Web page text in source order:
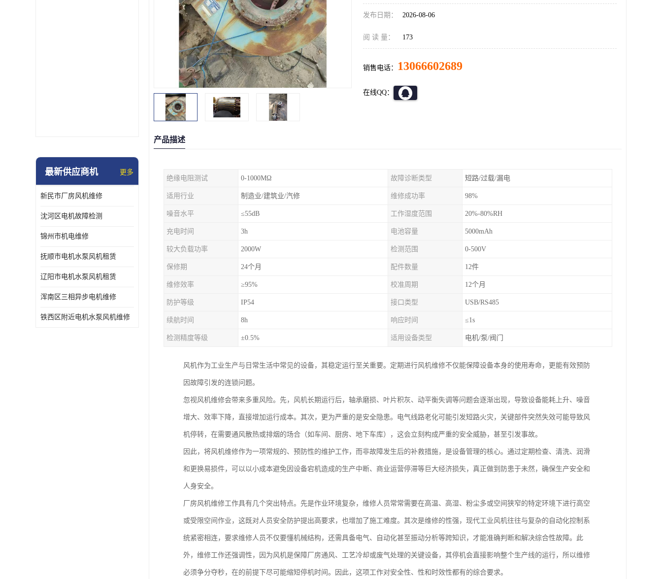
最新供应商机 更多
新民市厂房风机维修
沈河区电机故障检测
锦州市机电维修
抚顺市电机水泵风机租赁
辽阳市电机水泵风机租赁
浑南区三相异步电机维修
铁西区附近电机水泵风机维修
发布日期： 2026-08-06
阅 读 量： 173
销售电话： 13066602689
在线QQ：
产品描述
绝缘电阻测试 0-1000MΩ 故障诊断类型 短路/过载/漏电
适用行业 制造业/建筑业/汽修 维修成功率 98%
噪音水平 ≤55dB 工作湿度范围 20%-80%RH
充电时间 3h 电池容量 5000mAh
较大负载功率 2000W 检测范围 0-500V
保修期 24个月 配件数量 12件
维修效率 ≥95% 校准周期 12个月
防护等级 IP54 接口类型 USB/RS485
续航时间 8h 响应时间 ≤1s
检测精度等级 ±0.5% 适用设备类型 电机/泵/阀门
风机作为工业生产与日常生活中常见的设备，其稳定运行至关重要。定期进行风机维修不仅能保障设备本身的使用寿命，更能有效预防
因故障引发的连锁问题。
忽视风机维修会带来多重风险。先，风机长期运行后，轴承磨损、叶片积灰、动平衡失调等问题会逐渐出现，导致设备能耗上升、噪音
增大、效率下降，直接增加运行成本。其次，更为严重的是安全隐患。电气线路老化可能引发短路火灾，关键部件突然失效可能导致风
机停转，在需要通风散热或排烟的场合（如车间、厨房、地下车库），这会立刻构成严重的安全威胁，甚至引发事故。
因此，将风机维修作为一项常规的、预防性的维护工作，而非故障发生后的补救措施，是设备管理的核心。通过定期检查、清洗、润滑
和更换易损件，可以以小成本避免因设备宕机造成的生产中断、商业运营停滞等巨大经济损失，真正做到防患于未然，确保生产安全和
人身安全。
厂房风机维修工作具有几个突出特点。先是作业环境复杂，维修人员常常需要在高温、高湿、粉尘多或空间狭窄的特定环境下进行高空
或受限空间作业，这既对人员安全防护提出高要求，也增加了施工难度。其次是维修的性强，现代工业风机往往与复杂的自动化控制系
统紧密相连，要求维修人员不仅要懂机械结构，还需具备电气、自动化甚至振动分析等跨知识，才能准确判断和解决综合性故障。此
外，维修工作还强调性，因为风机是保障厂房通风、工艺冷却或废气处理的关键设备，其停机会直接影响整个生产线的运行，所以维修
必须争分夺秒，在的前提下尽可能缩短停机时间。因此，这项工作对安全性、性和时效性都有的综合要求。